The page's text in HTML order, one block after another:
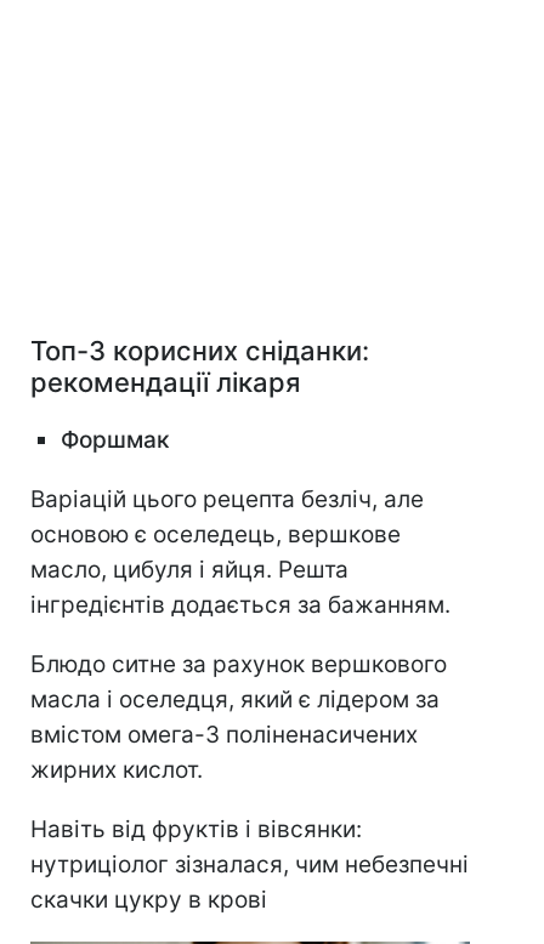
Топ-3 корисних сніданки:
рекомендації лікаря
Форшмак
Варіацій цього рецепта безліч, але
основою є оселедець, вершкове
масло, цибуля і яйця. Решта
інгредієнтів додається за бажанням.
Блюдо ситне за рахунок вершкового
масла і оселедця, який є лідером за
вмістом омега-3 поліненасичених
жирних кислот.
Навіть від фруктів і вівсянки:
нутриціолог зізналася, чим небезпечні
скачки цукру в крові